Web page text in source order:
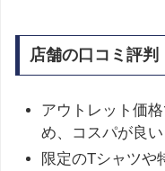
店舗の口コミ評判
アウトレット価
め、コスパが良い
限定のTシャツや